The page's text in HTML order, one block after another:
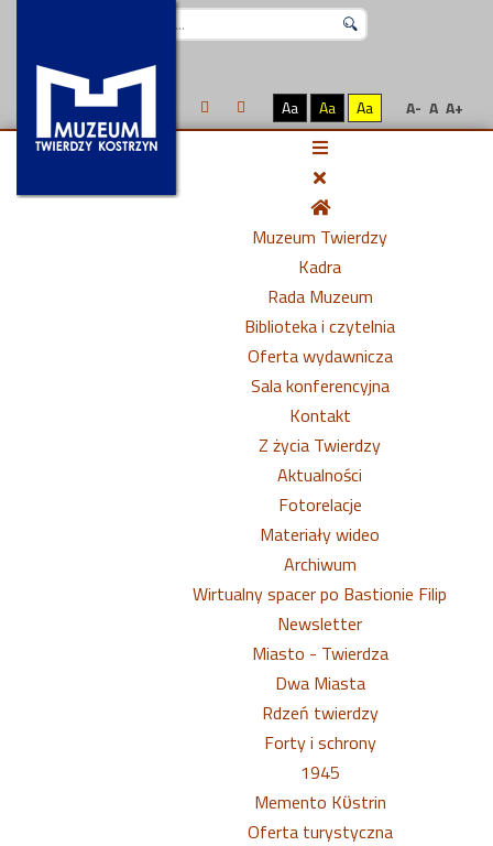
Aa Aa Aa A- A A+
Muzeum Twierdzy
Kadra
Rada Muzeum
Biblioteka i czytelnia
Oferta wydawnicza
Sala konferencyjna
Kontakt
Z życia Twierdzy
Aktualności
Fotorelacje
Materiały wideo
Archiwum
Wirtualny spacer po Bastionie Filip
Newsletter
Miasto - Twierdza
Dwa Miasta
Rdzeń twierdzy
Forty i schrony
1945
Memento Kϋstrin
Oferta turystyczna